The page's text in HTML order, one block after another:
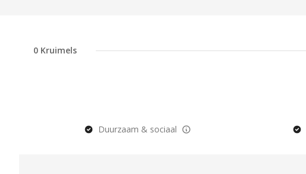
0 Kruimels
Duurzaam & sociaal